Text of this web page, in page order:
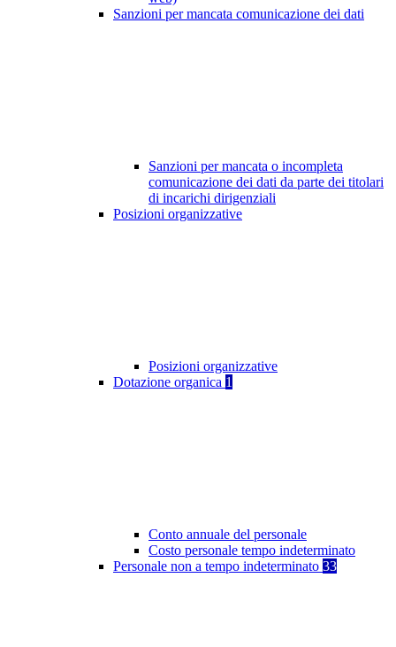
Sanzioni per mancata comunicazione dei dati
Sanzioni per mancata o incompleta
comunicazione dei dati da parte dei titolari
di incarichi dirigenziali
Posizioni organizzative
Posizioni organizzative
Dotazione organica 1
Conto annuale del personale
Costo personale tempo indeterminato
Personale non a tempo indeterminato 33